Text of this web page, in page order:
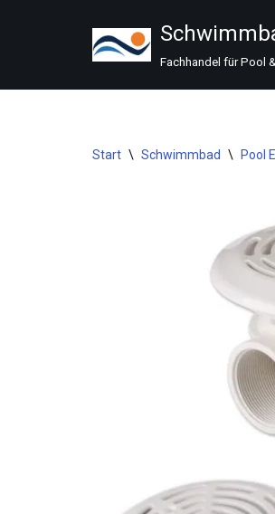
springen
Fachhandel für Pool
Start \ Schwimmbad \ Pool